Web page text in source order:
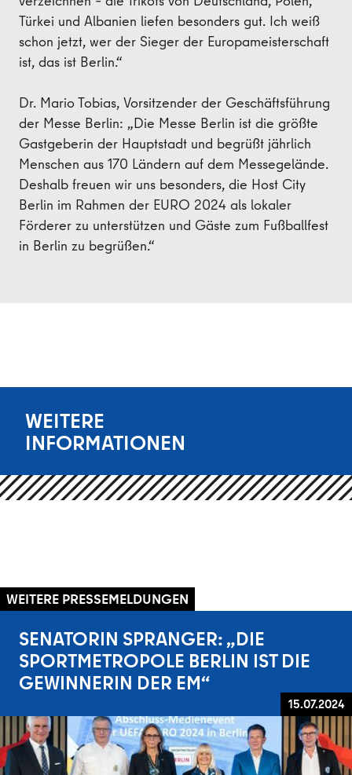
Türkei und Albanien liefen besonders gut. Ich weiß
schon jetzt, wer der Sieger der Europameisterschaft
ist, das ist Berlin.“
Dr. Mario Tobias, Vorsitzender der Geschäftsführung
der Messe Berlin: „Die Messe Berlin ist die größte
Gastgeberin der Hauptstadt und begrüßt jährlich
Menschen aus 170 Ländern auf dem Messegelände.
Deshalb freuen wir uns besonders, die Host City
Berlin im Rahmen der EURO 2024 als lokaler
Förderer zu unterstützen und Gäste zum Fußballfest
in Berlin zu begrüßen.“
WEITERE
INFORMATIONEN
WEITERE PRESSEMELDUNGEN
SENATORIN SPRANGER: „DIE
SPORTMETROPOLE BERLIN IST DIE
GEWINNERIN DER EM“
15.07.2024